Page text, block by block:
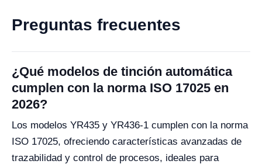
Preguntas frecuentes
¿Qué modelos de tinción automática
cumplen con la norma ISO 17025 en
2026?
Los modelos YR435 y YR436-1 cumplen con la norma
ISO 17025, ofreciendo características avanzadas de
trazabilidad y control de procesos, ideales para